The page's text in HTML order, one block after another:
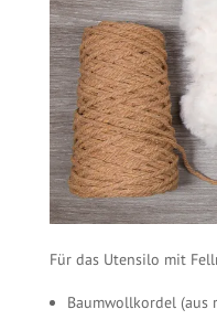
Für das Utensilo mit
Baumwollkordel (aus